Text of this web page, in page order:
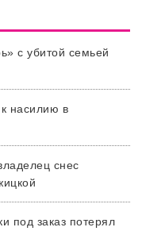
с убитой семьей
насилию в
снес
под заказ потерял